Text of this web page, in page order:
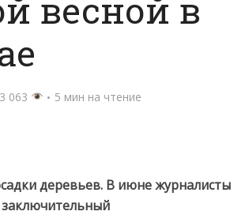
весной в
3 063 5 мин на чтение
деревьев. В июне журналисты